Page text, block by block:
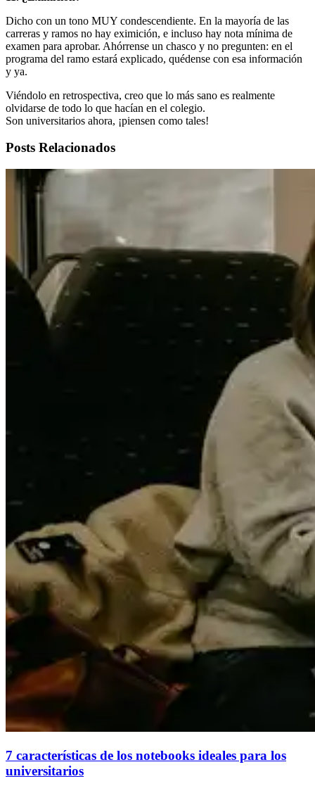
Dicho con un tono MUY condescendiente. En la mayoría de las
carreras y ramos no hay eximición, e incluso hay nota mínima de
examen para aprobar. Ahórrense un chasco y no pregunten: en el
programa del ramo estará explicado, quédense con esa información
y ya.
Viéndolo en retrospectiva, creo que lo más sano es realmente
olvidarse de todo lo que hacían en el colegio.
Son universitarios ahora, ¡piensen como tales!
Posts Relacionados
7 características de los notebooks ideales para los
universitarios